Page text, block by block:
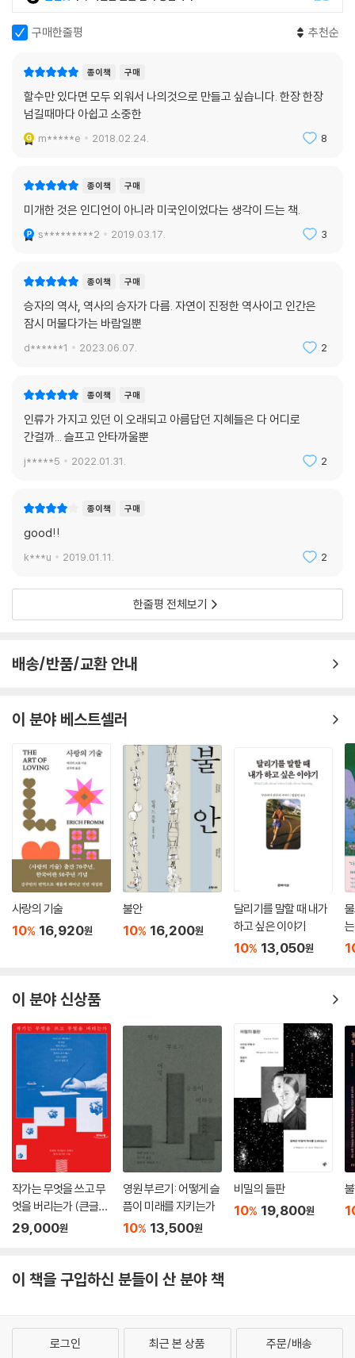
구매한줄평 추천순
종이책 구매
할수만 있다면 모두 외워서 나의것으로 만들고 싶습니다. 한장 한장
넘길때마다 아쉽고 소중한
m*****e 2018.02.24. 8
종이책 구매
미개한 것은 인디언이 아니라 미국인이었다는 생각이 드는 책.
s*********2 2019.03.17. 3
종이책 구매
승자의 역사, 역사의 승자가 다름. 자연이 진정한 역사이고 인간은
잠시 머물다가는 바람일뿐
d******1 2023.06.07. 2
종이책 구매
인류가 가지고 있던 이 오래되고 아름답던 지혜들은 다 어디로
간걸까... 슬프고 안타까울뿐
j*****5 2022.01.31. 2
종이책 구매
good!!
k***u 2019.01.11. 2
한줄평 전체보기
배송/반품/교환 안내
이 분야 베스트셀러
사랑의 기술
10% 16,920원
불안
10% 16,200원
달리기를 말할 때 내가
하고 싶은 이야기
10% 13,050원
이 분야 신상품
작가는 무엇을 쓰고 무
엇을 버리는가 (큰글자
도서)
29,000원
영원 부르기: 어떻게 슬
픔이 미래를 지키는가
10% 13,500원
비밀의 들판
10% 19,800원
이 책을 구입하신 분들이 산 분야 책
로그인 최근 본 상품 주문/배송